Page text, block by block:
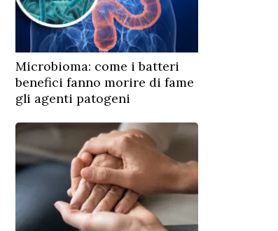
Microbioma: come i batteri
benefici fanno morire di fame
gli agenti patogeni